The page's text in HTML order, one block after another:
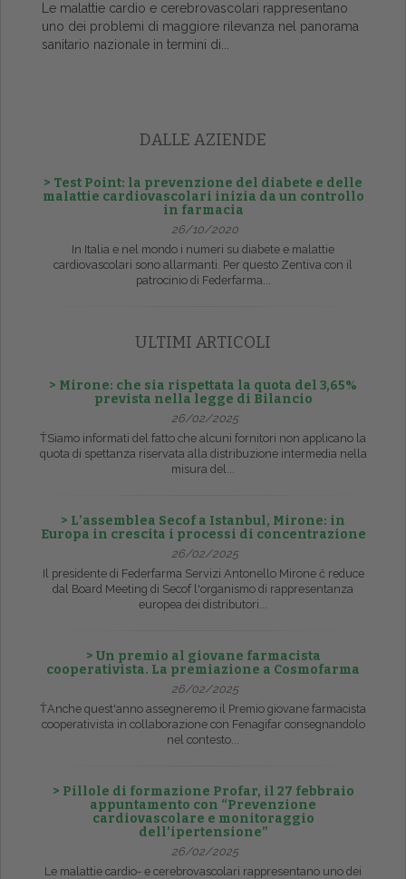
Le malattie cardio e cerebrovascolari rappresentano
uno dei problemi di maggiore rilevanza nel panorama
sanitario nazionale in termini di...
DALLE AZIENDE
> Test Point: la prevenzione del diabete e delle
malattie cardiovascolari inizia da un controllo
in farmacia
26/10/2020
In Italia e nel mondo i numeri su diabete e malattie
cardiovascolari sono allarmanti. Per questo Zentiva con il
patrocinio di Federfarma...
ULTIMI ARTICOLI
> Mirone: che sia rispettata la quota del 3,65%
prevista nella legge di Bilancio
26/02/2025
ŤSiamo informati del fatto che alcuni fornitori non applicano la
quota di spettanza riservata alla distribuzione intermedia nella
misura del...
> L’assemblea Secof a Istanbul, Mirone: in
Europa in crescita i processi di concentrazione
26/02/2025
Il presidente di Federfarma Servizi Antonello Mirone č reduce
dal Board Meeting di Secof l'organismo di rappresentanza
europea dei distributori...
> Un premio al giovane farmacista
cooperativista. La premiazione a Cosmofarma
26/02/2025
ŤAnche quest'anno assegneremo il Premio giovane farmacista
cooperativista in collaborazione con Fenagifar consegnandolo
nel contesto...
> Pillole di formazione Profar, il 27 febbraio
appuntamento con “Prevenzione
cardiovascolare e monitoraggio
dell’ipertensione”
26/02/2025
Le malattie cardio- e cerebrovascolari rappresentano uno dei